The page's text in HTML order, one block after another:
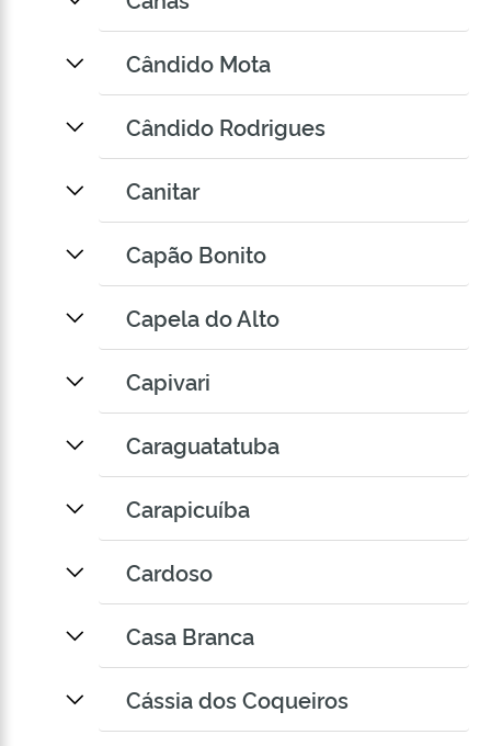
Cândido Mota
Cândido Rodrigues
Canitar
Capão Bonito
Capela do Alto
Capivari
Caraguatatuba
Carapicuíba
Cardoso
Casa Branca
Cássia dos Coqueiros